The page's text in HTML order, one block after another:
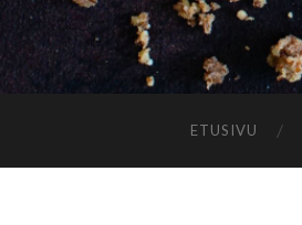
ETUSIVU